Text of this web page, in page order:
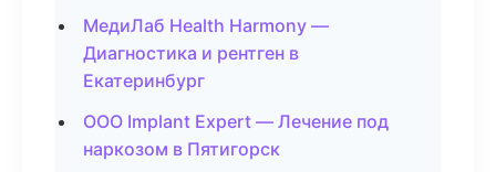
МедиЛаб Health Harmony —
Диагностика и рентген в
Екатеринбург
ООО Implant Expert — Лечение под
наркозом в Пятигорск